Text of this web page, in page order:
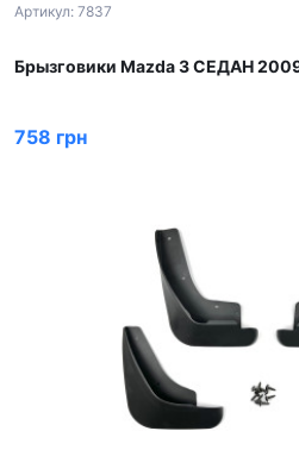
Артикул: 7837
Брызговики Mazda 3 СЕДАН
758 грн